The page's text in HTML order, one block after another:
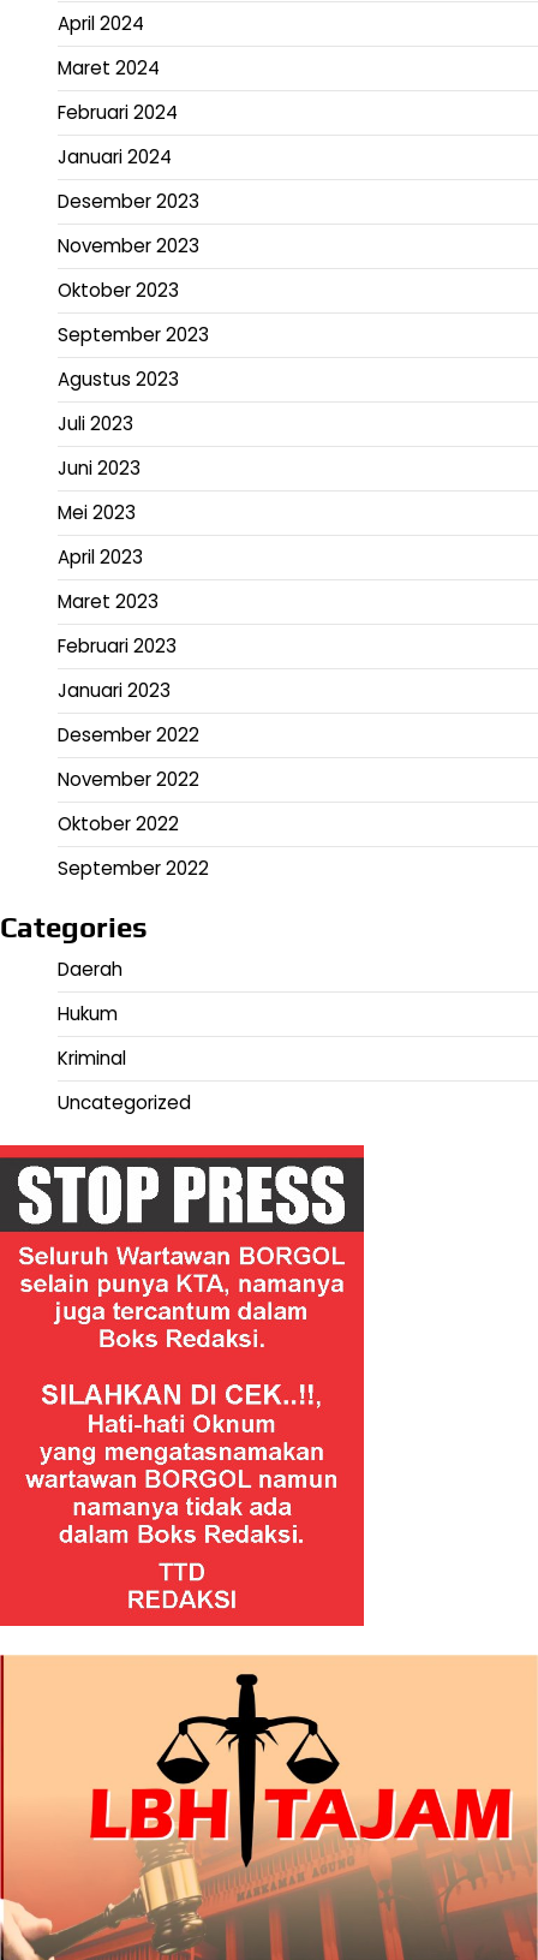
April 2024
Maret 2024
Februari 2024
Januari 2024
Desember 2023
November 2023
Oktober 2023
September 2023
Agustus 2023
Juli 2023
Juni 2023
Mei 2023
April 2023
Maret 2023
Februari 2023
Januari 2023
Desember 2022
November 2022
Oktober 2022
September 2022
Categories
Daerah
Hukum
Kriminal
Uncategorized